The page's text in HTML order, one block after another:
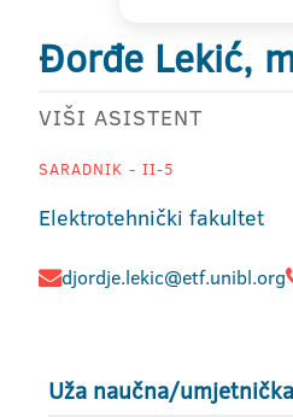
Đorđe Lekić,
VIŠI ASISTENT
SARADNIK - II-5
Elektrotehnički fakultet
djordje.lekic@etf.unibl.org
Uža naučna/